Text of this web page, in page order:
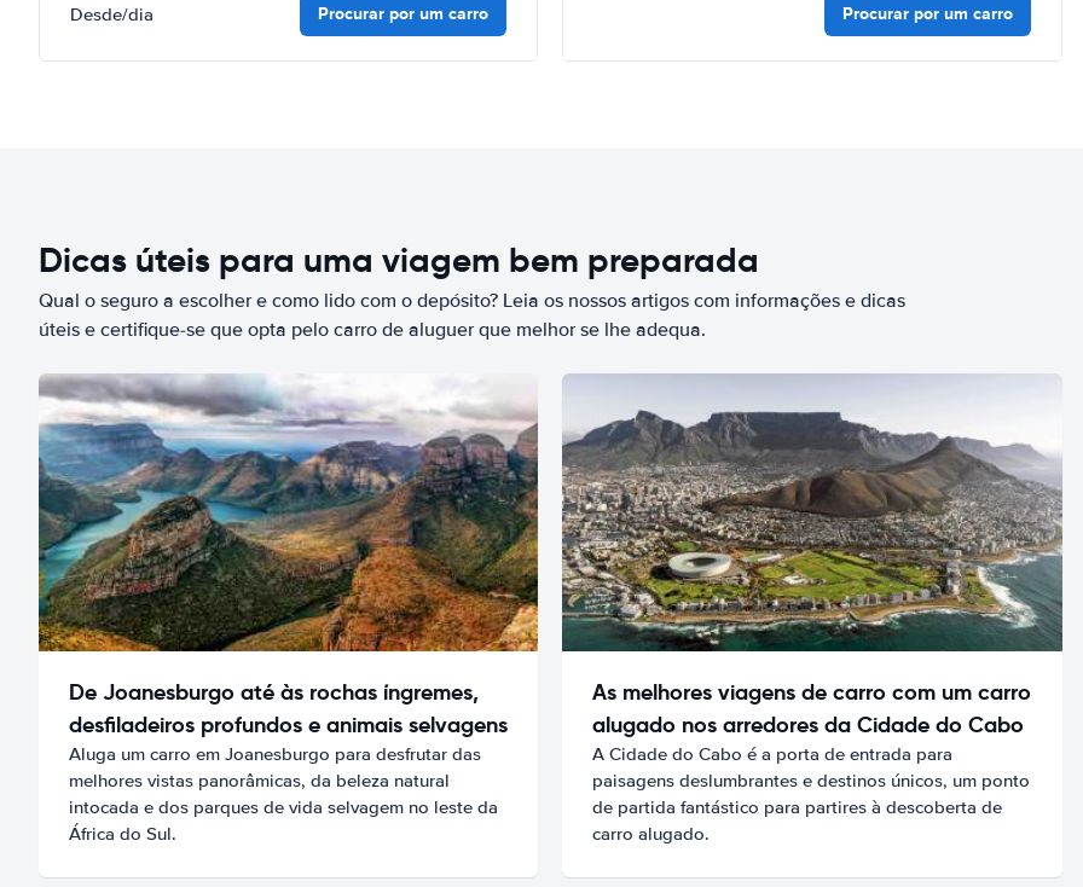
Desde/dia Procurar por um carro Procurar por um carro
Dicas úteis para uma viagem bem preparada
Qual o seguro a escolher e como lido com o depósito? Leia os nossos artigos com informações e dicas
úteis e certifique-se que opta pelo carro de aluguer que melhor se lhe adequa.
De Joanesburgo até às rochas íngremes,
desfiladeiros profundos e animais selvagens
Aluga um carro em Joanesburgo para desfrutar das
melhores vistas panorâmicas, da beleza natural
intocada e dos parques de vida selvagem no leste da
África do Sul.
As melhores viagens de carro com um carro
alugado nos arredores da Cidade do Cabo
A Cidade do Cabo é a porta de entrada para
paisagens deslumbrantes e destinos únicos, um ponto
de partida fantástico para partires à descoberta de
carro alugado.